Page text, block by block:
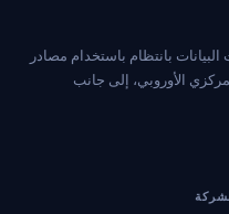
2014. يتم تحديث البيانات بانتظام باستخدام مصادر
الأوروبي، إلى جانب